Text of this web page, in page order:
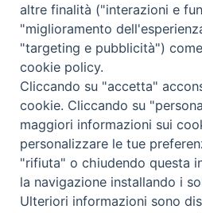
Fol.Coll.Apr.21
FOGLIO DI
© 2021 Diocesi di
altre finalità ("interazioni e
"miglioramento
"targeting e pubblicità")
cookie policy.
Cliccando su "accetta"
cookie. Cliccando su
maggiori informazioni sui
personalizzare le tue
"rifiuta" o chiudendo questa
la navigazione installando i
Ulteriori informazioni sono